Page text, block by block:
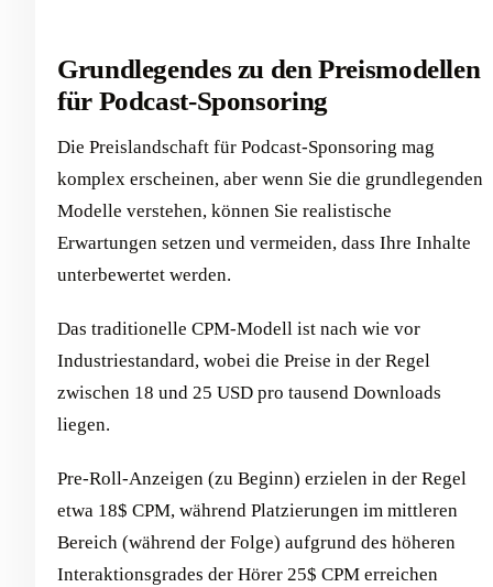
Grundlegendes zu den Preismodellen
für Podcast-Sponsoring
Die Preislandschaft für Podcast-Sponsoring mag
komplex erscheinen, aber wenn Sie die grundlegenden
Modelle verstehen, können Sie realistische
Erwartungen setzen und vermeiden, dass Ihre Inhalte
unterbewertet werden.
Das traditionelle CPM-Modell ist nach wie vor
Industriestandard, wobei die Preise in der Regel
zwischen 18 und 25 USD pro tausend Downloads
liegen.
Pre-Roll-Anzeigen (zu Beginn) erzielen in der Regel
etwa 18$ CPM, während Platzierungen im mittleren
Bereich (während der Folge) aufgrund des höheren
Interaktionsgrades der Hörer 25$ CPM erreichen